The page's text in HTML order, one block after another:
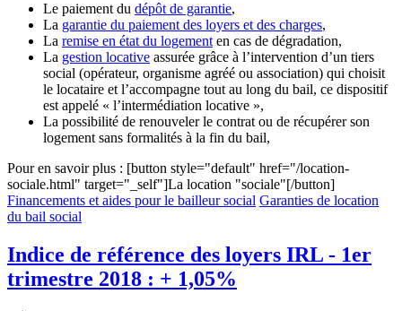
Le paiement du dépôt de garantie,
La garantie du paiement des loyers et des charges,
La remise en état du logement en cas de dégradation,
La gestion locative assurée grâce à l’intervention d’un tiers
social (opérateur, organisme agréé ou association) qui choisit
le locataire et l’accompagne tout au long du bail, ce dispositif
est appelé « l’intermédiation locative »,
La possibilité de renouveler le contrat ou de récupérer son
logement sans formalités à la fin du bail,
Pour en savoir plus : [button style="default" href="/location-
sociale.html" target="_self"]La location "sociale"[/button]
Financements et aides pour le bailleur social Garanties de location
du bail social
Indice de référence des loyers IRL - 1er
trimestre 2018 : + 1,05%